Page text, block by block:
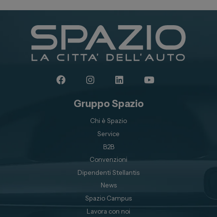
Gruppo Spazio
Chi è Spazio
Service
B2B
Convenzioni
Dipendenti Stellantis
News
Spazio Campus
Lavora con noi